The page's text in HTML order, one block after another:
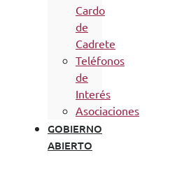
Cardo
de
Cadrete
Teléfonos
de
Interés
Asociaciones
GOBIERNO
ABIERTO